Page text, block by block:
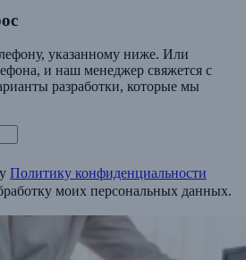
указанному ниже. Или
и наш менеджер свяжется с
разработки, которые мы
Политику конфиденциальности
моих персональных данных.